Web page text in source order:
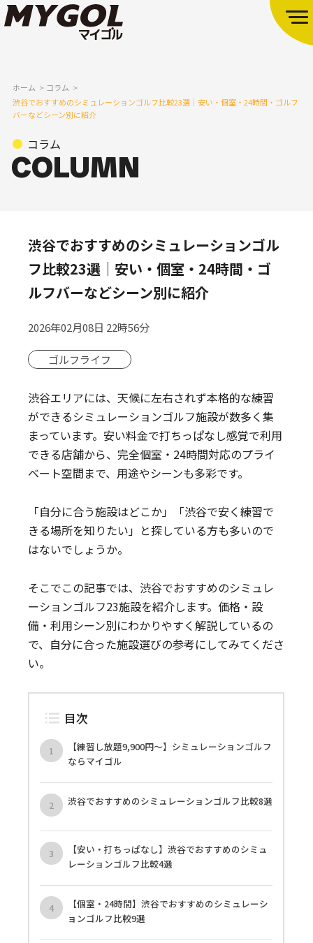
ホーム
コラム
渋谷でおすすめのシミュレーションゴルフ比較23選｜安い・個室・24時間・ゴルフ
バーなどシーン別に紹介
コラム
渋谷でおすすめのシミュレーションゴル
フ比較23選｜安い・個室・24時間・ゴ
ルフバーなどシーン別に紹介
2026年02月08日 22時56分
ゴルフライフ
渋谷エリアには、天候に左右されず本格的な練習
ができるシミュレーションゴルフ施設が数多く集
まっています。安い料金で打ちっぱなし感覚で利用
できる店舗から、完全個室・24時間対応のプライ
ベート空間まで、用途やシーンも多彩です。
「自分に合う施設はどこか」「渋谷で安く練習で
きる場所を知りたい」と探している方も多いので
はないでしょうか。
そこでこの記事では、渋谷でおすすめのシミュレ
ーションゴルフ23施設を紹介します。価格・設
備・利用シーン別にわかりやすく解説しているの
で、自分に合った施設選びの参考にしてみてくださ
い。
目次
【練習し放題9,900円〜】シミュレーションゴルフ
ならマイゴル
渋谷でおすすめのシミュレーションゴルフ比較8選
【安い・打ちっぱなし】渋谷でおすすめのシミュ
レーションゴルフ比較4選
【個室・24時間】渋谷でおすすめのシミュレーシ
ョンゴルフ比較9選